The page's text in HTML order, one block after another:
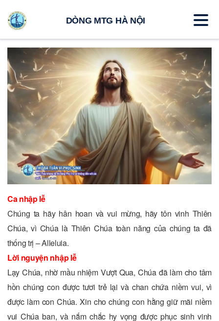
Ca nhập lễ
Chúng ta hãy hân hoan và vui mừng, hãy tôn vinh Thiên
Chúa, vì Chúa là Thiên Chúa toàn năng của chúng ta đã
thống trị – Alleluia.
Lời nguyện nhập lễ
Lạy Chúa, nhờ mầu nhiệm Vượt Qua, Chúa đã làm cho tâm
hồn chúng con được tươi trẻ lại và chan chứa niềm vui, vì
được làm con Chúa. Xin cho chúng con hằng giữ mãi niềm
vui Chúa ban, và nắm chắc hy vọng được phục sinh vinh
DÒNG MTG HÀ NỘI